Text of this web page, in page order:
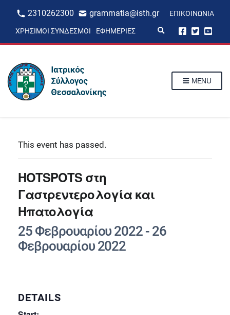
2310262300 grammatia@isth.gr ΕΠΙΚΟΙΝΩΝΊΑ
ΧΡΉΣΙΜΟΙ ΣΎΝΔΕΣΜΟΙ ΕΦΗΜΕΡΊΕΣ
p
MENU
This event has passed.
HOTSPOTS στη
Γαστρεντερολογία και
Ηπατολογία
25 Φεβρουαρίου 2022 - 26
Φεβρουαρίου 2022
DETAILS